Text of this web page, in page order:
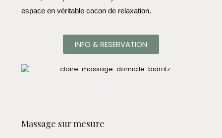
espace en véritable cocon de relaxation.
INFO & RESERVATION
Massage sur mesure